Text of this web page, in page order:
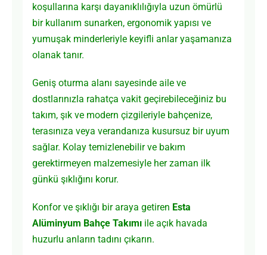
koşullarına karşı dayanıklılığıyla uzun ömürlü
bir kullanım sunarken, ergonomik yapısı ve
yumuşak minderleriyle keyifli anlar yaşamanıza
olanak tanır.
Geniş oturma alanı sayesinde aile ve
dostlarınızla rahatça vakit geçirebileceğiniz bu
takım, şık ve modern çizgileriyle bahçenize,
terasınıza veya verandanıza kusursuz bir uyum
sağlar. Kolay temizlenebilir ve bakım
gerektirmeyen malzemesiyle her zaman ilk
günkü şıklığını korur.
Konfor ve şıklığı bir araya getiren Esta
Alüminyum Bahçe Takımıile açık havada
huzurlu anların tadını çıkarın.